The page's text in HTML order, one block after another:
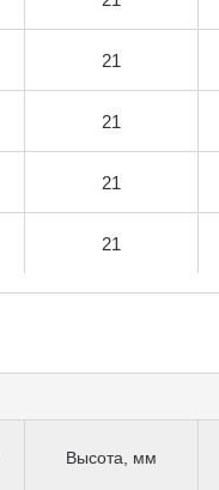
21
21
21
21
Высота, мм